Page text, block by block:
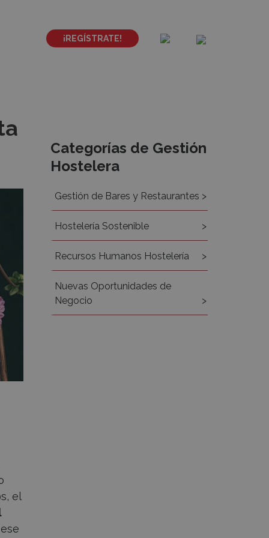
¡REGÍSTRATE!
el
Recursos
Categorías de Gestión
Hostelera
Gestión de Bares y Restaurantes
Hostelería Sostenible
Recursos Humanos Hostelería
Nuevas Oportunidades de
Negocio